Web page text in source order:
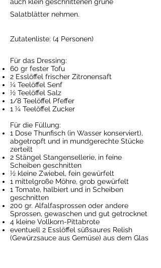
Salatblätter nehmen.
Zutatenliste: (4 Personen)
Für das Dressing:
60 gr fester Tofu
2 Esslöffel frischer Zitronensaft
¼ Teelöffel Senf
½ Teelöffel Salz
1/8 Teelöffel Pfeffer
1 ¼ Teelöffel Zucker
Für die Füllung:
1 Dose Thunfisch (in Wasser konserviert),
abgetropft und in mundgerechte Stücke
zerteilt
2 Stängel Stangensellerie, in feine
Scheiben geschnitten
½ kleine Zwiebel, fein gewürfelt
1 mittelgroße Möhre, grob gewürfelt
1 Tomate, halbiert und in Scheiben
geschnitten
200 gr. Alfalfasprossen oder andere
Sprossen, gewaschen und gut getrocknet
4 kleine Vollkorn-Pittabrote
eventuell 2 Esslöffel süßsaures Relish
(Gewürzsauce aus Gemüse) aus dem Glas